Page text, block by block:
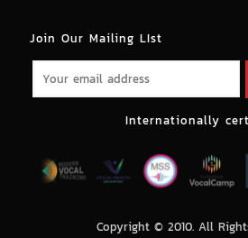
Join Our Mailing LIst
Internationally
Copyright © 2010. All